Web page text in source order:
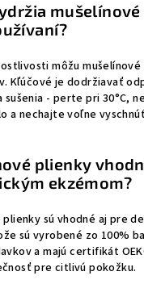
môžu
Kľúčové je dodržiavať
sušenia - perte pri 30°C,
a nechajte voľne
plienky
ekzémom?
plienky sú vhodné aj pre
sú vyrobené zo 100%
a majú certifikát
pre citlivú pokožku.